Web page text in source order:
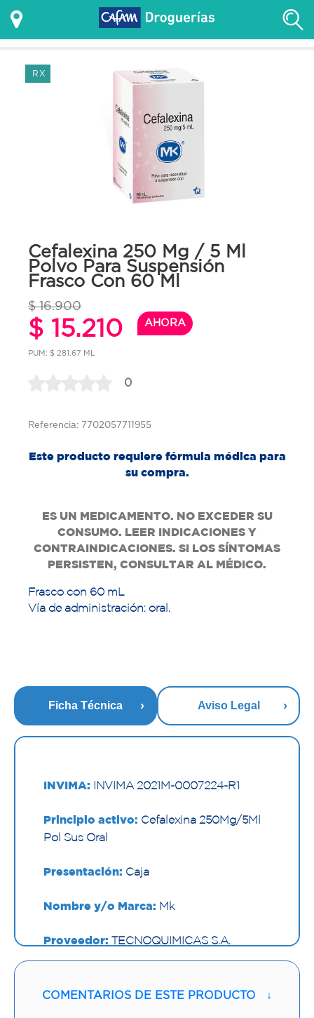
RX
Cefalexina 250 Mg / 5 Ml
Polvo Para Suspensión
Frasco Con 60 Ml
$ 16.900
$ 15.210 AHORA
PUM: $ 281.67 ML
0
Referencia: 7702057711955
Este producto requiere fórmula médica para
su compra.
ES UN MEDICAMENTO. NO EXCEDER SU
CONSUMO. LEER INDICACIONES Y
CONTRAINDICACIONES. SI LOS SÍNTOMAS
PERSISTEN, CONSULTAR AL MÉDICO.
Frasco con 60 mL
Vía de administración: oral.
Ficha Técnica Aviso Legal
INVIMA: INVIMA 2021M-0007224-R1
Principio activo: Cefalexina 250Mg/5Ml
Pol Sus Oral
Presentación: Caja
Nombre y/o Marca: Mk
Proveedor: TECNOQUIMICAS S.A.
COMENTARIOS DE ESTE PRODUCTO ↓